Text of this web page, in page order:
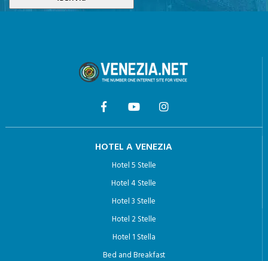
Accetto la Privacy Policy
HOTEL A VENEZIA
Hotel 5 Stelle
Hotel 4 Stelle
Hotel 3 Stelle
Hotel 2 Stelle